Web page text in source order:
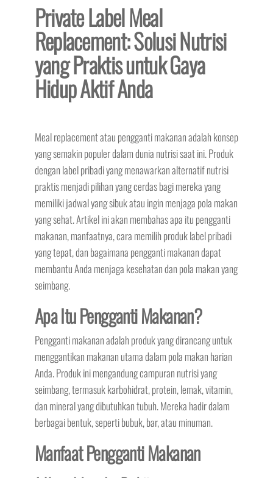
Private Label Meal
Replacement: Solusi Nutrisi
yang Praktis untuk Gaya
Hidup Aktif Anda
Meal replacement atau pengganti makanan adalah konsep
yang semakin populer dalam dunia nutrisi saat ini. Produk
dengan label pribadi yang menawarkan alternatif nutrisi
praktis menjadi pilihan yang cerdas bagi mereka yang
memiliki jadwal yang sibuk atau ingin menjaga pola makan
yang sehat. Artikel ini akan membahas apa itu pengganti
makanan, manfaatnya, cara memilih produk label pribadi
yang tepat, dan bagaimana pengganti makanan dapat
membantu Anda menjaga kesehatan dan pola makan yang
seimbang.
Apa Itu Pengganti Makanan?
Pengganti makanan adalah produk yang dirancang untuk
menggantikan makanan utama dalam pola makan harian
Anda. Produk ini mengandung campuran nutrisi yang
seimbang, termasuk karbohidrat, protein, lemak, vitamin,
dan mineral yang dibutuhkan tubuh. Mereka hadir dalam
berbagai bentuk, seperti bubuk, bar, atau minuman.
Manfaat Pengganti Makanan